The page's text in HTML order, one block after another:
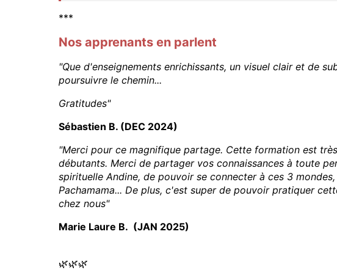
***
Nos apprenants en parlent
"Que d'enseignements enrichissants, un visuel clair et de
poursuivre le chemin...
Gratitudes"
Sébastien B. (DEC 2024)
"Merci pour ce magnifique partage. Cette formation est
débutants. Merci de partager vos connaissances à toute
spirituelle Andine, de pouvoir se connecter à ces 3
Pachamama... De plus, c'est super de pouvoir pratiquer
chez nous"
Marie Laure B. (JAN 2025)
🌿🌿🌿